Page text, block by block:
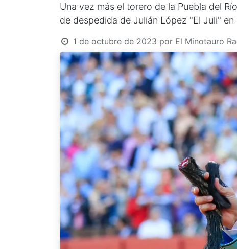
Una vez más el torero de la Puebla del
de despedida de Julián López "El Juli" en
1 de octubre de 2023 por El Minotauro